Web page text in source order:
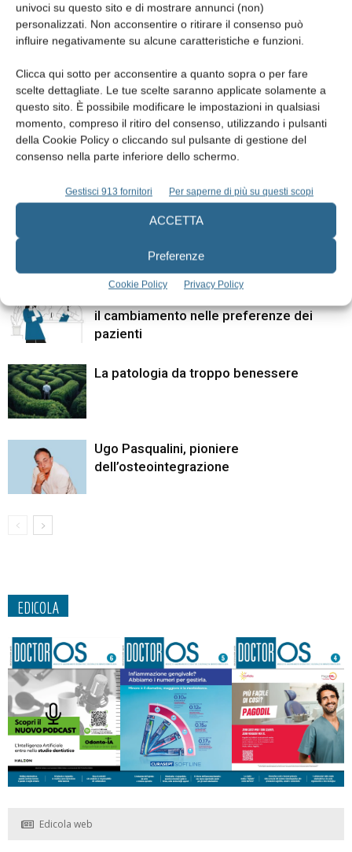
univoci su questo sito e di mostrare annunci (non)
personalizzati. Non acconsentire o ritirare il consenso può
influire negativamente su alcune caratteristiche e funzioni.
Clicca qui sotto per acconsentire a quanto sopra o per fare
scelte dettagliate. Le tue scelte saranno applicate solamente a
questo sito. È possibile modificare le impostazioni in qualsiasi
momento, compreso il ritiro del consenso, utilizzando i pulsanti
della Cookie Policy o cliccando sul pulsante di gestione del
consenso nella parte inferiore dello schermo.
Gestisci 913 fornitori Per saperne di più su questi scopi
ACCETTA
Preferenze
Cookie Policy Privacy Policy
Articolo precedente
Papa Pio XII e l’odontoiatria –
Articolo successivo
Attività ed eventi SIOI previsti
ALTRI ARTICOLI DALLO STESSO AUTORE
il cambiamento nelle preferenze dei
pazienti
La patologia da troppo benessere
Ugo Pasqualini, pioniere
dell’osteointegrazione
EDICOLA
Edicola web